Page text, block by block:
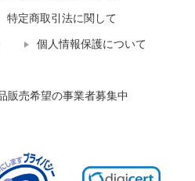
特定商取引法に関して
個人情報保護について
販売希望の事業者募集中